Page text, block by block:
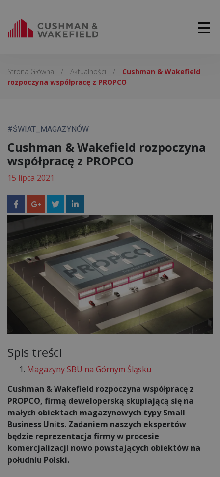
Strona Główna / Aktualności /
Cushman & Wakefield
rozpoczyna współpracę z PROPCO
#ŚWIAT_MAGAZYNÓW
Cushman & Wakefield rozpoczyna
współpracę z PROPCO
15 lipca 2021
Spis treści
Magazyny SBU na Górnym Śląsku
Cushman & Wakefield rozpoczyna współpracę z
PROPCO, firmą deweloperską skupiającą się na
małych obiektach magazynowych typy Small
Business Units. Zadaniem naszych ekspertów
będzie reprezentacja firmy w procesie
komercjalizacji nowo powstających obiektów na
południu Polski.